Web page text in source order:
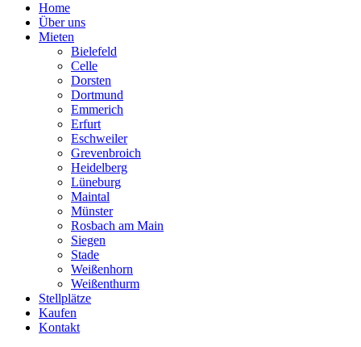
Home
Über uns
Mieten
Bielefeld
Celle
Dorsten
Dortmund
Emmerich
Erfurt
Eschweiler
Grevenbroich
Heidelberg
Lüneburg
Maintal
Münster
Rosbach am Main
Siegen
Stade
Weißenhorn
Weißenthurm
Stellplätze
Kaufen
Kontakt